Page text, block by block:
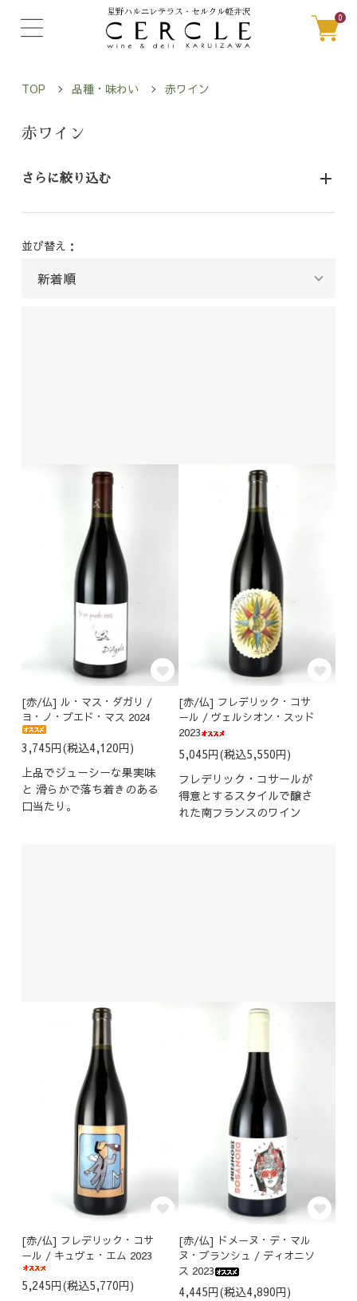
0
TOP 品種・味わい 赤ワイン
赤ワイン
さらに絞り込む
並び替え：
[赤/仏] ル・マス・ダガリ /
ヨ・ノ・プエド・マス 2024
3,745円(税込4,120円)
上品でジューシーな果実味
と 滑らかで落ち着きのある
口当たり。
[赤/仏] フレデリック・コサ
ール / ヴェルシオン・スッド
2023
5,045円(税込5,550円)
フレデリック・コサールが
得意とするスタイルで醸さ
れた南フランスのワイン
[赤/仏] フレデリック・コサ
ール / キュヴェ・エム 2023
5,245円(税込5,770円)
[赤/仏] ドメーヌ・デ・マル
ヌ・ブランシュ / ディオニソ
ス 2023
4,445円(税込4,890円)